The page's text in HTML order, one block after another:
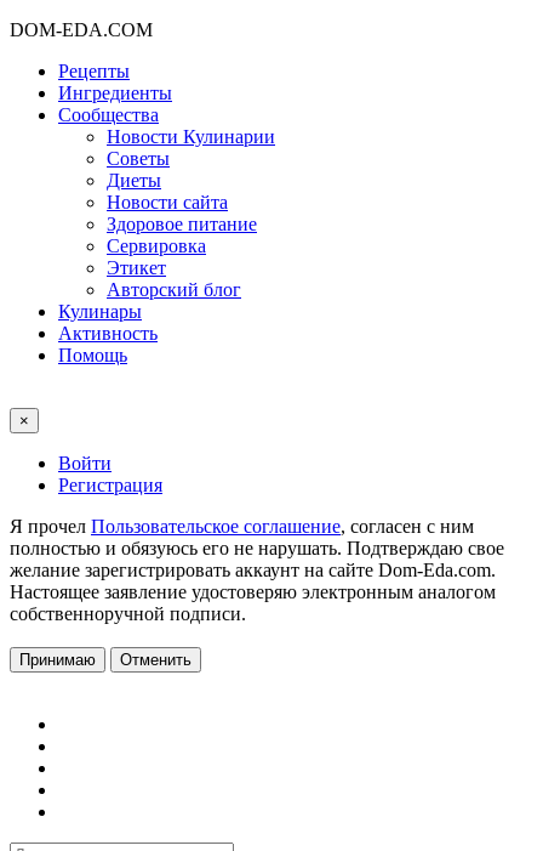
DOM-EDA.COM
Рецепты
Ингредиенты
Сообщества
Новости Кулинарии
Советы
Диеты
Новости сайта
Здоровое питание
Сервировка
Этикет
Авторский блог
Кулинары
Активность
Помощь
×
Войти
Регистрация
Я прочел Пользовательское соглашение, согласен с ним
полностью и обязуюсь его не нарушать. Подтверждаю свое
желание зарегистрировать аккаунт на сайте Dom-Eda.com.
Настоящее заявление удостоверяю электронным аналогом
собственноручной подписи.
Принимаю Отменить